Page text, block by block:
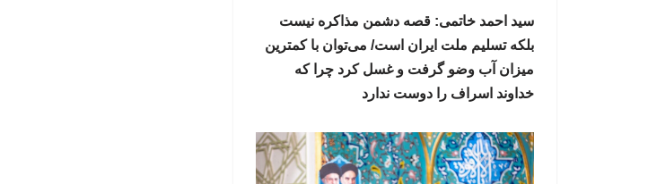
سید احمد خاتمی: قصه دشمن مذاکره نیست
بلکه تسلیم ملت ایران است/ می‌توان با کمترین
میزان آب وضو گرفت و غسل کرد چرا که
خداوند اسراف را دوست ندارد